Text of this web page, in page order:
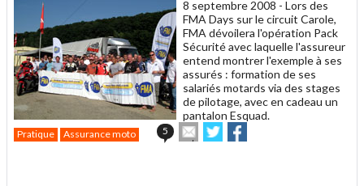
8 septembre 2008 - Lors des
FMA Days sur le circuit Carole,
FMA dévoilera l'opération Pack
Sécurité avec laquelle l'assureur
entend montrer l'exemple à ses
assurés : formation de ses
salariés motards via des stages
de pilotage, avec en cadeau un
pantalon Esquad.
Pratique Assurance moto 5
Envoyer
cet
Partager
sur sur